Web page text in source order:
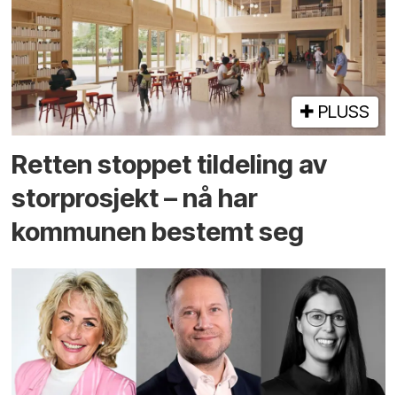
PLUSS
Retten stoppet tildeling av
storprosjekt – nå har
kommunen bestemt seg